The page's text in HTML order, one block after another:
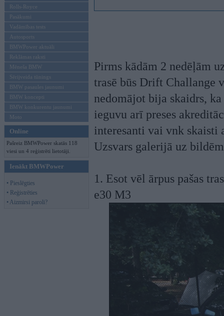
Rolls-Royce
Pasākumi
Vadāmības tests
Autosports
BMWPower aktuāli
Reklāmas raksti
Mēneša BMW
Sērijveida tūnings
BMW pasaules jaunumi
BMW koncepti
BMW konkurentu jaunumi
Moto
Online
Pašreiz BMWPower skatās 118
viesi un 4 reģistrēti lietotāji.
Ienākt BMWPower
• Pieslēgties
• Reģistrēties
• Aizmirsi paroli?
Pirms kādām 2 nedēļām
trasē būs Drift Challange
nedomājot bija skaidrs,
ieguvu arī preses
interesanti vai vnk skaisti
Uzsvars galerijā uz
1. Esot vēl ārpus pašas
e30 M3